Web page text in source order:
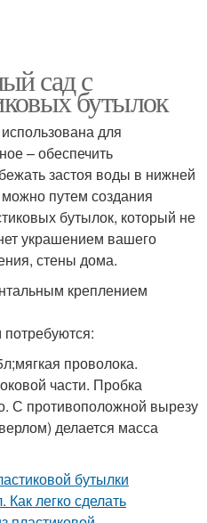
сад с
бутылок
для
– обеспечить
застоя воды в нижней
путем создания
бутылок, который не
украшением вашего
стены дома.
креплением
проволока.
части. Пробка
С противоположной вырезу
делается масса